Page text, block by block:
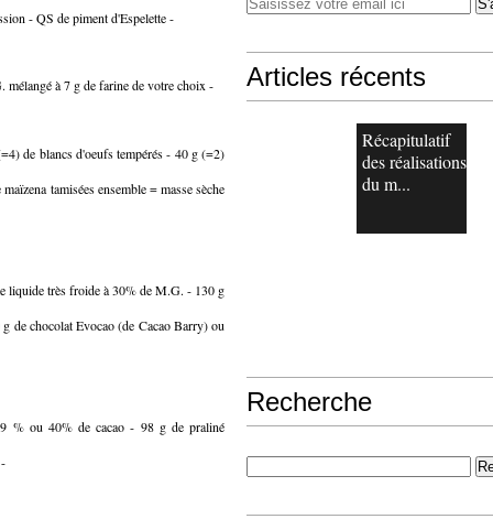
- QS de piment d'Espelette -
à 7 g de farine de votre choix -
de blancs d'oeufs tempérés - 40 g (=2)
tamisées ensemble = masse sèche
liquide très froide à 30% de M.G. - 130 g
de chocolat Evocao (de Cacao Barry) ou
% ou 40% de cacao - 98 g de praliné
Articles récents
Récapitulatif
des réalisations
du m...
Recherche